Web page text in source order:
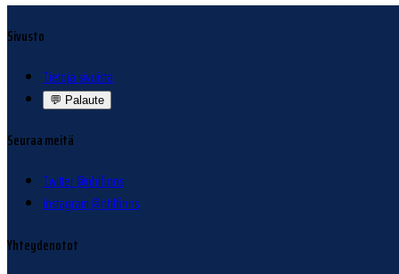
Sivusto
Tietoja sivuista
💬 Palaute
Seuraa meitä
Twitter @nhlfinns
Instagram @nhlfinns
Yhteydenotot